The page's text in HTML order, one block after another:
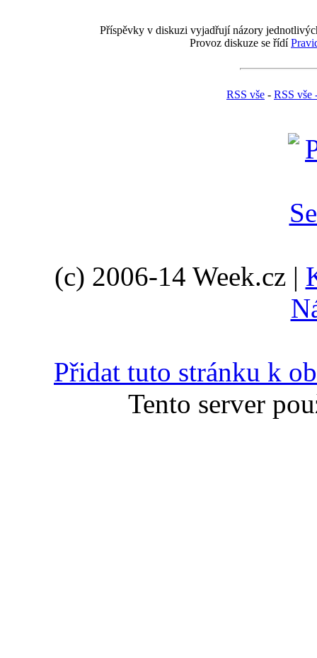
Příspěvky v diskuzi vyjadřují názory
Provoz diskuze se řídí
RSS vše - RSS vše
(c) 2006-14 Week.cz |
Přidat tuto stránku k
Tento server